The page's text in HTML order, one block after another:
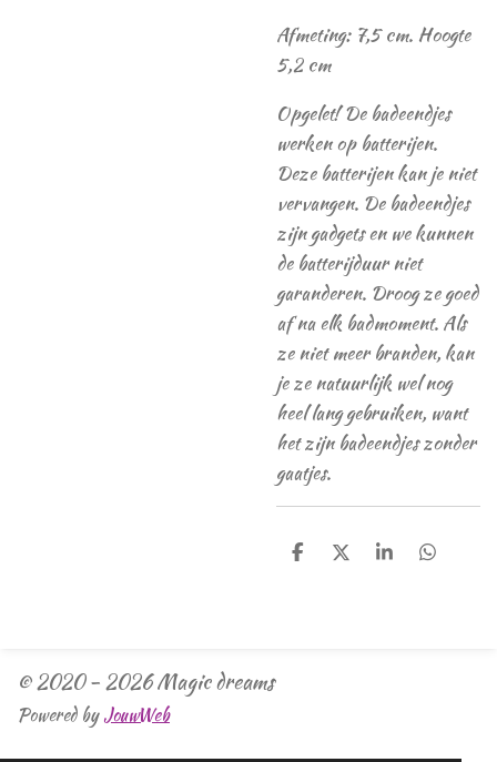
Afmeting: 7,5 cm. Hoogte
5,2 cm
Opgelet! De badeendjes
werken op batterijen.
Deze batterijen kan je niet
vervangen. De badeendjes
zijn gadgets en we kunnen
de batterijduur niet
garanderen. Droog ze goed
af na elk badmoment. Als
ze niet meer branden, kan
je ze natuurlijk wel nog
heel lang gebruiken, want
het zijn badeendjes zonder
gaatjes.
D
D
S
D
© 2020 - 2026 Magic dreams
Powered byJouwWeb